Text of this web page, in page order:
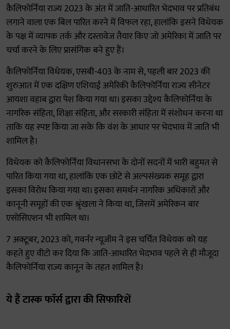
कैलिफोर्निया राज्य 2023 के अंत में जाति-आधारित भेदभाव पर प्रतिबंध
लगाने वाला एक बिल पारित करने में विफल रहा, हालांकि इसने विधेयक
के पक्ष में व्यापक तर्क और दस्तावेज तैयार किए जो अमेरिका में जाति पर
चर्चा करने के लिए प्रासंगिक बने हुए हैं।
कैलिफोर्निया विधेयक, एसबी-403 के नाम से, पहली बार 2023 की
शुरुआत में एक दक्षिण एशियाई अमेरिकी कैलिफोर्निया राज्य सीनेटर
आयशा वहाब द्वारा पेश किया गया था। इसका उद्देश्य कैलिफोर्निया के
नागरिक संहिता, शिक्षा संहिता, और सरकारी संहिता में संशोधन करना था
ताकि यह स्पष्ट किया जा सके कि वंश के आधार पर भेदभाव में जाति भी
शामिल है।
विधेयक को कैलिफोर्निया विधानसभा के दोनों सदनों में भारी बहुमत से
पारित किया गया था, हालांकि एक छोटे से अल्पसंख्यक समूह द्वारा
इसका विरोध किया गया था। इसका समर्थन नागरिक अधिकारों और
कानूनी समूहों की एक श्रृंखला ने किया था, जिसमें अमेरिकन बार
एसोसिएशन भी शामिल था।
7 अक्टूबर, 2023 को, गवर्नर न्यूजॉम ने इस चर्चित विधेयक को यह
कहते हुए वीटो कर दिया कि जाति-आधारित भेदभाव पहले से ही मौजूदा
कैलिफोर्निया राज्य कानून के तहत शामिल है।
ये हैं टास्क फाॅर्स द्वारा की सिफारिशें